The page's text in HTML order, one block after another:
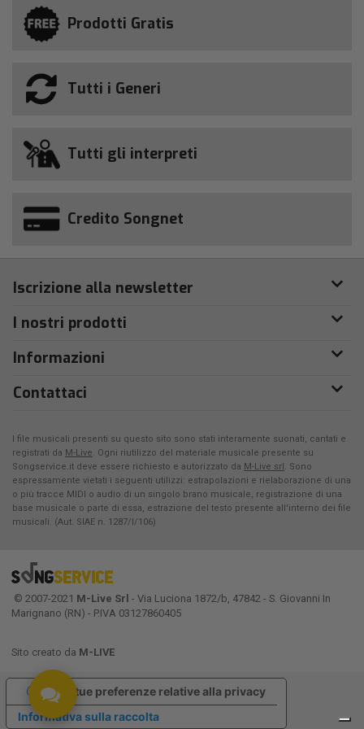
Prodotti Gratis
Tutti i Generi
Tutti gli interpreti
Credito Songnet
Iscrizione alla newsletter
I nostri prodotti
Informazioni
Contattaci
I file musicali presenti su questo sito sono stati interamente suonati, cantati e
registrati da M-Live. Ogni riutilizzo del materiale musicale presente su
Songservice.it deve essere richiesto e autorizzato da M-Live srl. Sono
espressamente vietati i seguenti utilizzi: estrapolazioni e rielaborazione di una
o più tracce MIDI o audio di un singolo brano musicale, registrazione di una
base musicale o parte di essa, estrazione del testo presente all'interno dei file
musicali. (Aut. SIAE n. 1287/I/106)
© 2007-2021 M-Live Srl - Via Luciona 1872/b, 47842 - S. Giovanni In
Marignano (RN) - P.IVA 03127860405
Sito creato da M-LIVE
Informativa sulla raccolta
Le tue preferenze relative alla privacy